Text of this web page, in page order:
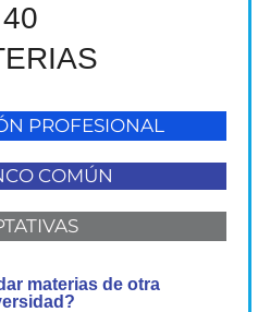
40
PROFESIONAL
COMÚN
materias de otra